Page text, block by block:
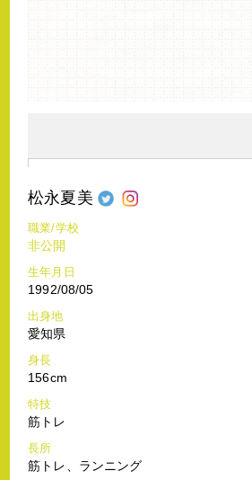
松永夏美
職業/学校
非公開
生年月日
1992/08/05
出身地
愛知県
身長
156cm
特技
筋トレ
長所
筋トレ、ランニング